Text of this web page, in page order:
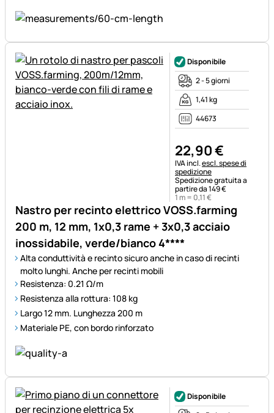
Nastro per recinto elettrico VOSS.farming
200 m, 12 mm, 1x0,3 rame + 3x0,3 acciaio
inossidabile, verde/bianco 4****
Alta conduttività e recinto sicuro anche in caso di recinti
molto lunghi. Anche per recinti mobili
Resistenza: 0.21 Ω/m
Resistenza alla rottura: 108 kg
Largo 12 mm. Lunghezza 200 m
Materiale PE, con bordo rinforzato
Disponibile
2 - 5 giorni
1,41 kg
44673
22,90€
Informazioni fiscali:
IVA incl.escl. spese di
spedizione
Spedizione gratuita a
partire da 149 €
1 m = 0,11€
Disponibile